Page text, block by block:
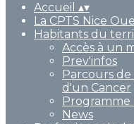
Accueil ▴▾
La CPTS Nice
Habitants du
Accès à un
Prev'infos
Parcours
d'un Cancer
Programme
News